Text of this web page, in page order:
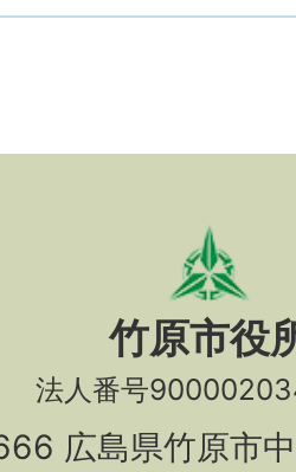
竹原市役
法人番号
広島県竹原市